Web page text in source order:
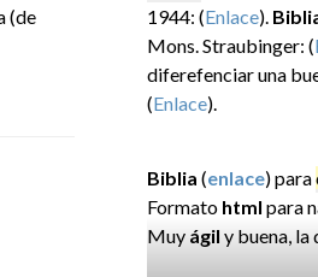
(de
1944: (Enlace).
Mons. Straubinger: (
diferefenciar una
(Enlace).
Biblia (enlace) para
Formato html para
Muy ágily buena, la